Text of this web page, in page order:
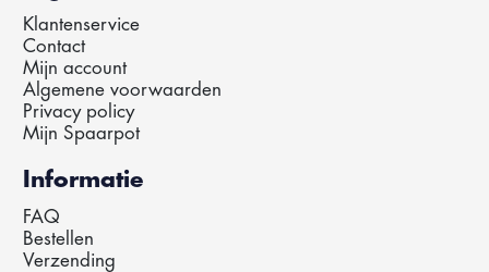
Klantenservice
Contact
Mijn account
Algemene voorwaarden
Privacy policy
Mijn Spaarpot
Informatie
FAQ
Bestellen
Verzending